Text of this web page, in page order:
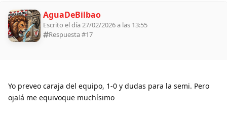
AguaDeBilbao
Escrito el día 27/02/2026 a las 13:55
Respuesta #17
Yo preveo caraja del equipo, 1-0 y dudas para la semi. Pero
ojalá me equivoque muchísimo